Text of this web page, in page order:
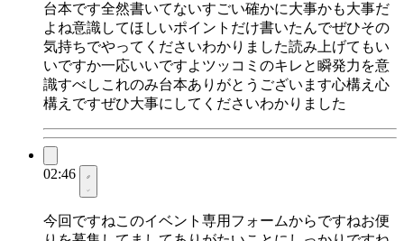
台本です全然書いてないすごい確かに大事かも大事だ
よね意識してほしいポイントだけ書いたんでぜひその
気持ちでやってくださいわかりました読み上げてもい
いですか一応いいですよツッコミのキレと瞬発力を意
識すべしこれのみ台本ありがとうございます心構え心
構えですぜひ大事にしてくださいわかりました
02:46
今回ですねこのイベント専用フォームからですねお便